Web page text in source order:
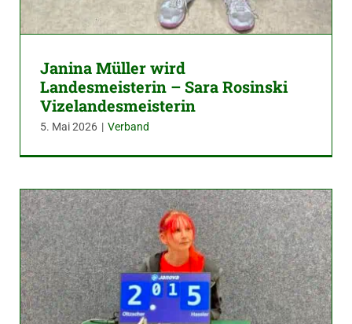
Janina Müller wird
Landesmeisterin – Sara Rosinski
Vizelandesmeisterin
5. Mai 2026 | Verband